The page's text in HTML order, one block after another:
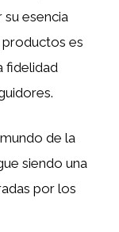
esencia
productos es
fidelidad
de la
siendo una
por los